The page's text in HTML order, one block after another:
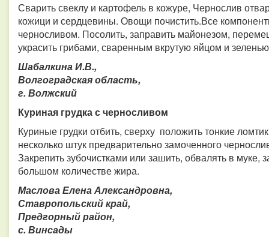
Сварить свеклу и картофель в кожуре, Чернослив
кожици и сердцевины. Овощи почистить.Все
черносливом. Посолить, заправить майонезом,
украсить грибами, сваренным вкрутую яйцом и
Шабалкина И.В.,
Волгоградская область,
г. Волжский
Куриная грудка с черносливом
Куриные грудки отбить, сверху положить тонкие
несколько штук предварительно замоченного
Закрепить зубочистками или зашить, обвалять в муке,
большом количестве жира.
Маслова Елена Александровна,
Ставропольский край,
Предгорный район,
с. Винсады